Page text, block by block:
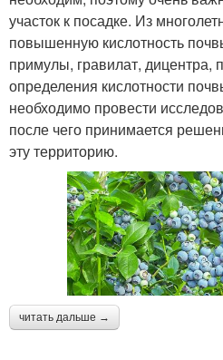
участок к посадке. Из
повышенную кислотность
примулы, гравилат, дицентра,
определения кислотности
необходимо провести
после чего принимается
эту территорию.
читать дальше →